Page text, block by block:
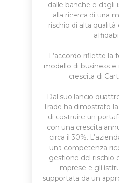
dalle banche e dagli
alla ricerca di una
rischio di alta
L’accordo riflette la
modello di business e
crescita di
Dal suo lancio
Trade ha dimostrato
di costruire un
con una crescita
circa il 30%.
una competenza
gestione del rischio
imprese e gli
supportata da un